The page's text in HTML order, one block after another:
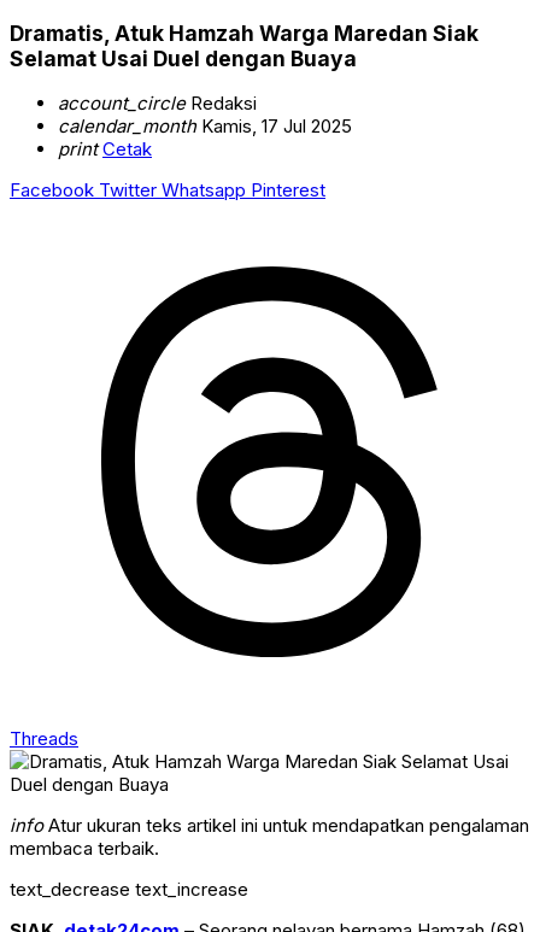
Dramatis, Atuk Hamzah Warga Maredan Siak
Selamat Usai Duel dengan Buaya
account_circleRedaksi
calendar_monthKamis, 17 Jul 2025
print Cetak
Facebook Twitter Whatsapp Pinterest
Threads
infoAtur ukuran teks artikel ini untuk mendapatkan pengalaman
membaca terbaik.
text_decrease text_increase